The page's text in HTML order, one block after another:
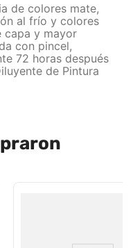
de colores mate,
al frío y colores
capa y mayor
con pincel,
72 horas después
de Pintura